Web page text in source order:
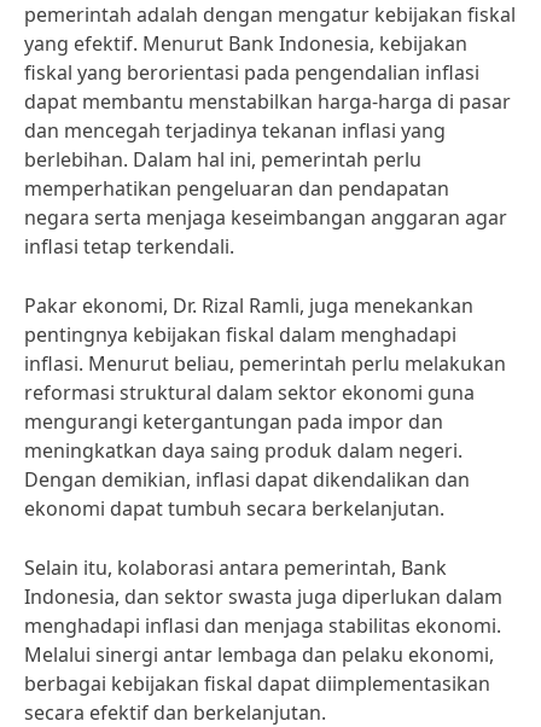
pemerintah adalah dengan mengatur kebijakan fiskal
yang efektif. Menurut Bank Indonesia, kebijakan
fiskal yang berorientasi pada pengendalian inflasi
dapat membantu menstabilkan harga-harga di pasar
dan mencegah terjadinya tekanan inflasi yang
berlebihan. Dalam hal ini, pemerintah perlu
memperhatikan pengeluaran dan pendapatan
negara serta menjaga keseimbangan anggaran agar
inflasi tetap terkendali.
Pakar ekonomi, Dr. Rizal Ramli, juga menekankan
pentingnya kebijakan fiskal dalam menghadapi
inflasi. Menurut beliau, pemerintah perlu melakukan
reformasi struktural dalam sektor ekonomi guna
mengurangi ketergantungan pada impor dan
meningkatkan daya saing produk dalam negeri.
Dengan demikian, inflasi dapat dikendalikan dan
ekonomi dapat tumbuh secara berkelanjutan.
Selain itu, kolaborasi antara pemerintah, Bank
Indonesia, dan sektor swasta juga diperlukan dalam
menghadapi inflasi dan menjaga stabilitas ekonomi.
Melalui sinergi antar lembaga dan pelaku ekonomi,
berbagai kebijakan fiskal dapat diimplementasikan
secara efektif dan berkelanjutan.